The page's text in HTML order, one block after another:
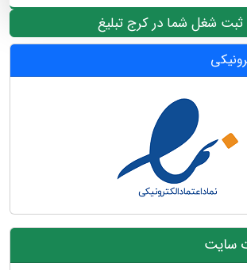
ثبت شغل شما در کرج تبلیغ
سایت